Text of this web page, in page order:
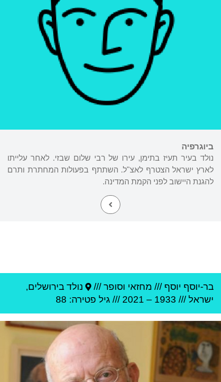
ביוגרפיה
נולד בעיר תעיז בתימן, עירו של רבי שלום שבזי. לאחר עלייתו
לארץ ישראל הצטרף לאצ"ל. השתתף בפעולות המחתרת ותרם
להגנת היישוב לפני הקמת המדינה.
בר-יוסף יוסף /// מחזאי וסופר /// נולד בירושלים,
ישראל///
1933
–
2021 /// גיל פטירה: 88